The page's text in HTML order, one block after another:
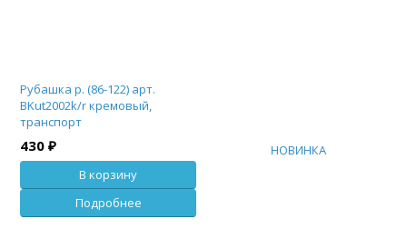
Рубашка р. (86-122) арт.
BKut2002k/r кремовый,
транспорт
430 ₽
В корзину
Подробнее
НОВИНКА